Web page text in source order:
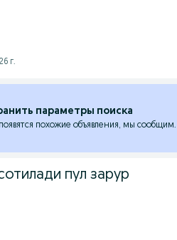
г.
параметры поиска
похожие объявления, мы сообщим.
пул зарур